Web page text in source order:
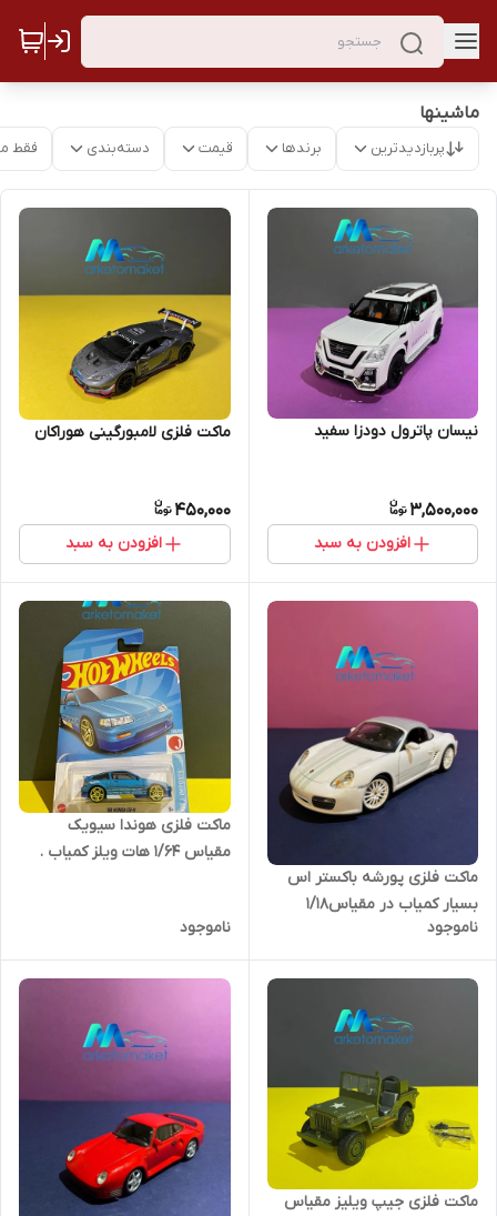
ماشینها
پربازدیدترین برندها قیمت دسته‌بندی فقط
نیسان پاترول دودزا سفید
3,500,000
افزودن به سبد
ماکت فلزی لامبورگینی هوراکان
450,000
افزودن به سبد
ماکت فلزی پورشه باکستر اس
بسیار کمیاب در مقیاس۱/۱۸
ناموجود
ماکت فلزی هوندا سیویک
مقیاس ۱/۶۴ هات ویلز کمیاب .
ناموجود
ماکت فلزی جیپ ویلیز مقیاس